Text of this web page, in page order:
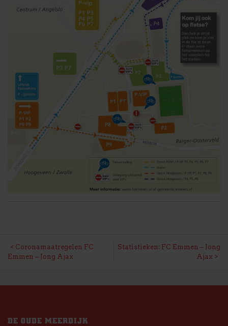
BERICHT
Coronamaatregelen FC
Emmen – Jong Ajax
Statistieken: FC Emmen – Jong
Ajax
DE OUDE MEERDIJK